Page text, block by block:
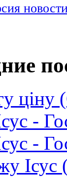
ціну
-
-
Ісус